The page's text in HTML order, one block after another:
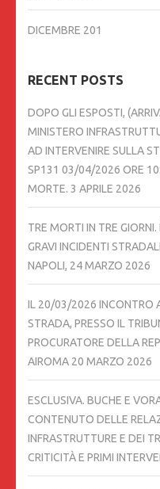
DICEMBRE 201
RECENT POSTS
DOPO GLI ESPOSTI,
MINISTERO
AD INTERVENIRE SULLA
SP131 03/04/2026 ORE
MORTE. 3 APRILE 2026
TRE MORTI IN TRE
GRAVI INCIDENTI
NAPOLI, 24 MARZO 2026
IL 20/03/2026 INCONTRO
STRADA, PRESSO IL
PROCURATORE DELLA
AIROMA 20 MARZO 2026
ESCLUSIVA. BUCHE E
CONTENUTO DELLE
INFRASTRUTTURE E DEI
CRITICITÀ E PRIMI